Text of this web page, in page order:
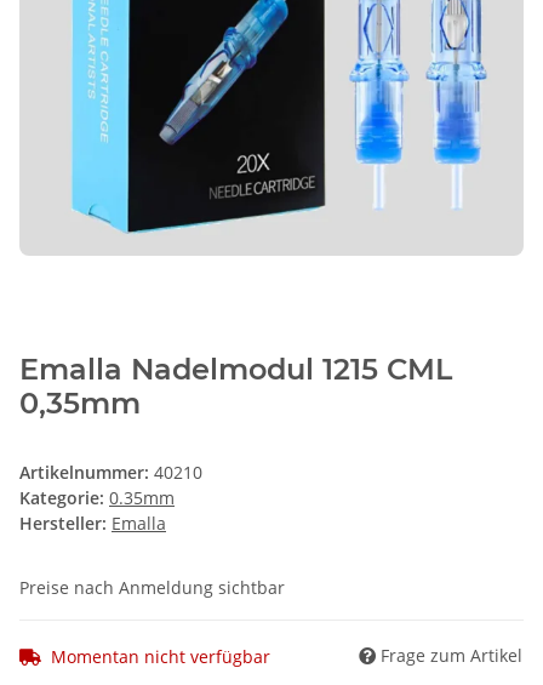
Emalla Nadelmodul 1215 CML
0,35mm
Artikelnummer: 40210
Kategorie: 0.35mm
Hersteller: Emalla
Preise nach Anmeldung sichtbar
Momentan nicht verfügbar Frage zum Artikel